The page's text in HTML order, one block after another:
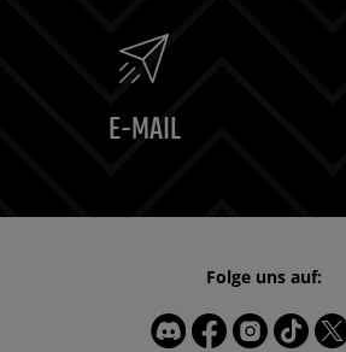
E-MAIL
Folge uns auf: